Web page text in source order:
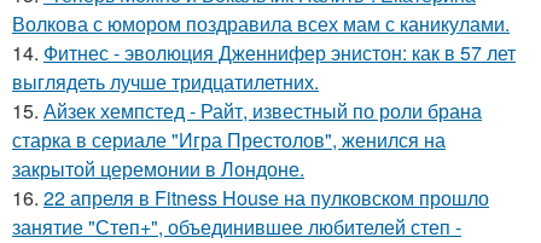
Волкова с юмором поздравила всех мам с каникулами.
14. Фитнес - эволюция Дженнифер энистон: как в 57 лет
выглядеть лучше тридцатилетних.
15. Айзек хемпстед - Райт, известный по роли брана
старка в сериале "Игра Престолов", женился на
закрытой церемонии в Лондоне.
16. 22 апреля в Fitness House на пулковском прошло
занятие "Степ+", объединившее любителей степ -